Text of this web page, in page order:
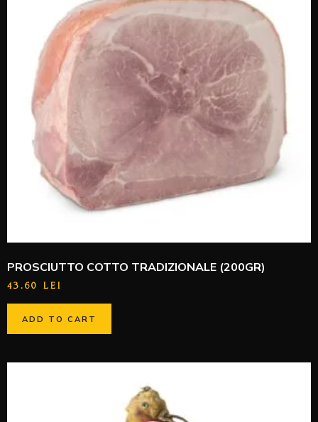
PROSCIUTTO COTTO TRADIZIONALE (200GR)
43.60 LEI
ADD TO CART